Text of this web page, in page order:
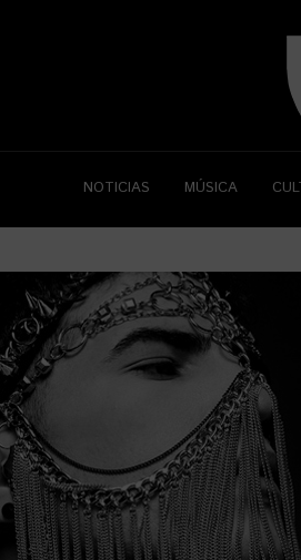
NOTICIAS MÚSICA